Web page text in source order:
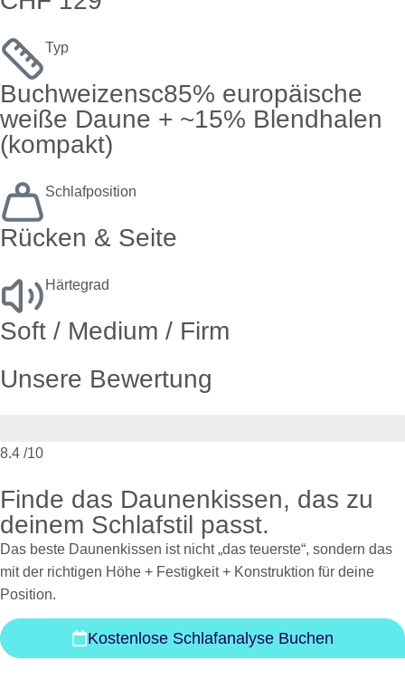
Typ
Buchweizensc85% europäische
weiße Daune + ~15% Blendhalen
(kompakt)
Schlafposition
Rücken & Seite
Härtegrad
Soft / Medium / Firm
Unsere Bewertung
8.4 /10
Finde das Daunenkissen, das zu
deinem Schlafstil passt.
Das beste Daunenkissen ist nicht „das teuerste“, sondern das
mit der richtigen Höhe + Festigkeit + Konstruktion für deine
Position.
Kostenlose Schlafanalyse Buchen